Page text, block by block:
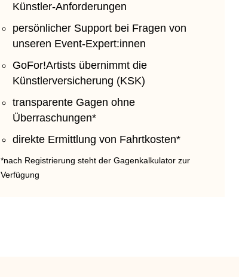
Künstler-Anforderungen
persönlicher Support bei Fragen von
unseren Event-Expert:innen
GoFor!Artists übernimmt die
Künstlerversicherung (KSK)
transparente Gagen ohne
Überraschungen*
direkte Ermittlung von Fahrtkosten*
*nach Registrierung steht der Gagenkalkulator zur
Verfügung